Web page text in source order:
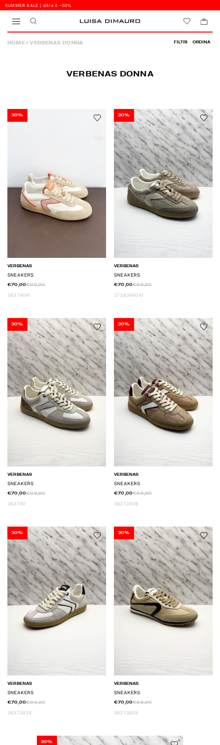
SUMMER SALE | oltre il -50%
0
HOME/VERBENAS DONNA FILTRI ORDINA
BEST SELLERVERBENAS DONNA
30%
VERBENAS
SNEAKERS
€70,00€99,90
36374041
30%
VERBENAS
SNEAKERS
€70,00€99,90
3738394041
30%
VERBENAS
SNEAKERS
€70,00€99,90
363740
30%
VERBENAS
SNEAKERS
€70,00€99,90
36373839
30%
VERBENAS
SNEAKERS
€70,00€99,90
36373839
30%
VERBENAS
SNEAKERS
€70,00€99,90
36373839
30%